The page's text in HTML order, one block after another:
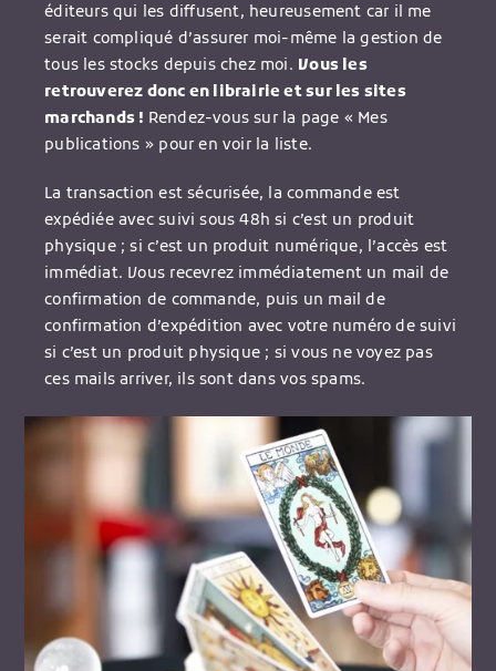
éditeurs qui les diffusent, heureusement car il me
serait compliqué d’assurer moi-même la gestion de
tous les stocks depuis chez moi. Vous les
retrouverez donc en librairie et sur les sites
marchands ! Rendez-vous sur la page « Mes
publications » pour en voir la liste.
La transaction est sécurisée, la commande est
expédiée avec suivi sous 48h si c’est un produit
physique ; si c’est un produit numérique, l’accès est
immédiat. Vous recevrez immédiatement un mail de
confirmation de commande, puis un mail de
confirmation d’expédition avec votre numéro de suivi
si c’est un produit physique ; si vous ne voyez pas
ces mails arriver, ils sont dans vos spams.